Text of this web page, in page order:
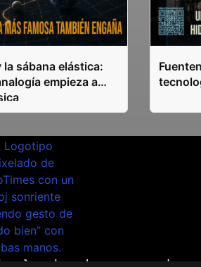
la sábana elástica:
empieza a